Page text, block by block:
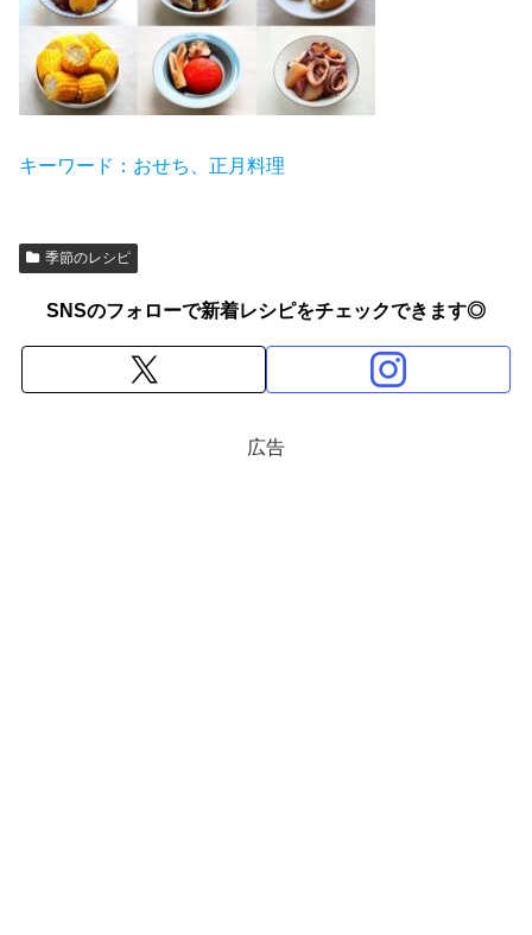
キーワード：おせち、正月料理
季節のレシピ
SNSのフォローで新着レシピをチェックできます◎
広告